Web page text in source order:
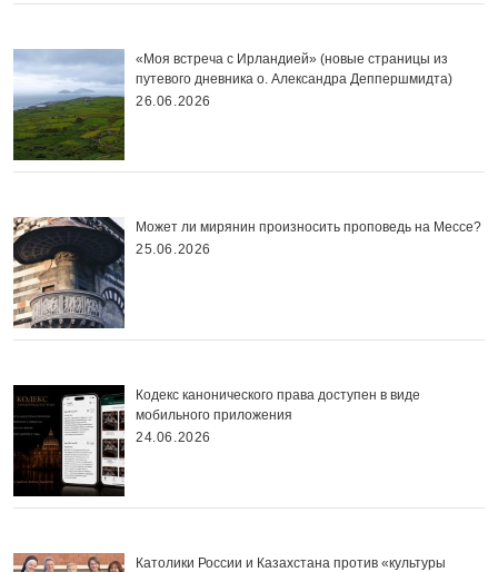
«Моя встреча с Ирландией» (новые страницы из
путевого дневника о. Александра Деппершмидта)
26.06.2026
Может ли мирянин произносить проповедь на Мессе?
25.06.2026
Кодекс канонического права доступен в виде
мобильного приложения
24.06.2026
Католики России и Казахстана против «культуры